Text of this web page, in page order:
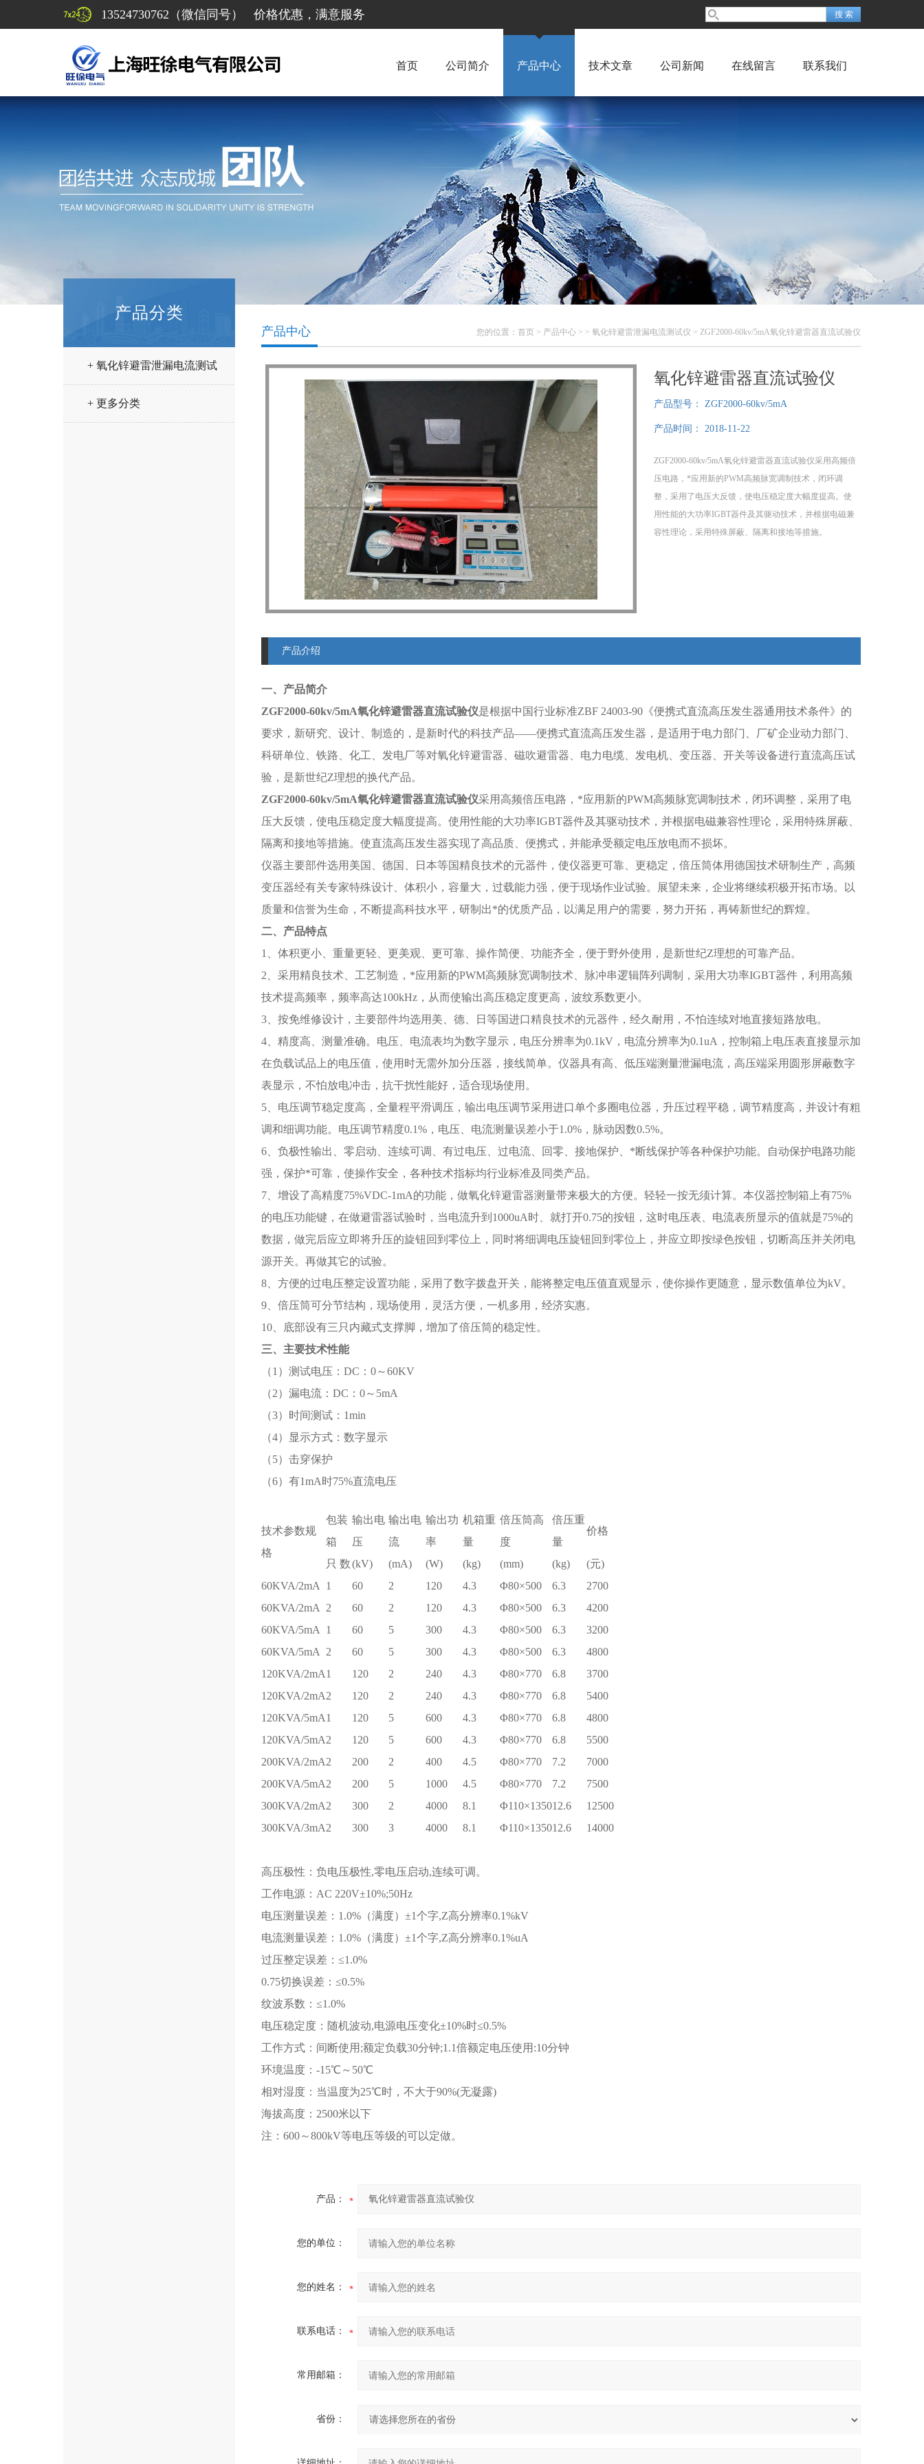
13524730762（微信同号） 价格优惠，满意服务
首页 公司简介 产品中心 技术文章 公司新闻 在线留言 联系我们
产品分类
+ 氧化锌避雷泄漏电流测试
仪
+ 更多分类
您的位置： 首页 > 产品中心 > > 氧化锌避雷泄漏电流测试仪 > ZGF2000-60kv/5mA氧化锌避雷器直流试验仪
产品中心
氧化锌避雷器直流试验仪
产品型号： ZGF2000-60kv/5mA
产品时间： 2018-11-22
ZGF2000-60kv/5mA氧化锌避雷器直流试验仪采用高频倍
压电路，*应用新的PWM高频脉宽调制技术，闭环调
整，采用了电压大反馈，使电压稳定度大幅度提高。使
用性能的大功率IGBT器件及其驱动技术，并根据电磁兼
容性理论，采用特殊屏蔽、隔离和接地等措施。
产品介绍
一、产品简介
ZGF2000-60kv/5mA氧化锌避雷器直流试验仪是根据中国行业标准ZBF 24003-90《便携式直流高压发生器通用技术条件》的
要求，新研究、设计、制造的，是新时代的科技产品——便携式直流高压发生器，是适用于电力部门、厂矿企业动力部门、
科研单位、铁路、化工、发电厂等对氧化锌避雷器、磁吹避雷器、电力电缆、发电机、变压器、开关等设备进行直流高压试
验，是新世纪Z理想的换代产品。
ZGF2000-60kv/5mA氧化锌避雷器直流试验仪采用高频倍压电路，*应用新的PWM高频脉宽调制技术，闭环调整，采用了电
压大反馈，使电压稳定度大幅度提高。使用性能的大功率IGBT器件及其驱动技术，并根据电磁兼容性理论，采用特殊屏蔽、
隔离和接地等措施。使直流高压发生器实现了高品质、便携式，并能承受额定电压放电而不损坏。
仪器主要部件选用美国、德国、日本等国精良技术的元器件，使仪器更可靠、更稳定，倍压筒体用德国技术研制生产，高频
变压器经有关专家特殊设计、体积小，容量大，过载能力强，便于现场作业试验。展望未来，企业将继续积极开拓市场。以
质量和信誉为生命，不断提高科技水平，研制出*的优质产品，以满足用户的需要，努力开拓，再铸新世纪的辉煌。
二、产品特点
1、体积更小、重量更轻、更美观、更可靠、操作简便、功能齐全，便于野外使用，是新世纪Z理想的可靠产品。
2、采用精良技术、工艺制造，*应用新的PWM高频脉宽调制技术、脉冲串逻辑阵列调制，采用大功率IGBT器件，利用高频
技术提高频率，频率高达100kHz，从而使输出高压稳定度更高，波纹系数更小。
3、按免维修设计，主要部件均选用美、德、日等国进口精良技术的元器件，经久耐用，不怕连续对地直接短路放电。
4、精度高、测量准确。电压、电流表均为数字显示，电压分辨率为0.1kV，电流分辨率为0.1uA，控制箱上电压表直接显示加
在负载试品上的电压值，使用时无需外加分压器，接线简单。仪器具有高、低压端测量泄漏电流，高压端采用圆形屏蔽数字
表显示，不怕放电冲击，抗干扰性能好，适合现场使用。
5、电压调节稳定度高，全量程平滑调压，输出电压调节采用进口单个多圈电位器，升压过程平稳，调节精度高，并设计有粗
调和细调功能。电压调节精度0.1%，电压、电流测量误差小于1.0%，脉动因数0.5%。
6、负极性输出、零启动、连续可调、有过电压、过电流、回零、接地保护、*断线保护等各种保护功能。自动保护电路功能
强，保护*可靠，使操作安全，各种技术指标均行业标准及同类产品。
7、增设了高精度75%VDC-1mA的功能，做氧化锌避雷器测量带来极大的方便。轻轻一按无须计算。本仪器控制箱上有75%
的电压功能键，在做避雷器试验时，当电流升到1000uA时、就打开0.75的按钮，这时电压表、电流表所显示的值就是75%的
数据，做完后应立即将升压的旋钮回到零位上，同时将细调电压旋钮回到零位上，并应立即按绿色按钮，切断高压并关闭电
源开关。再做其它的试验。
8、方便的过电压整定设置功能，采用了数字拨盘开关，能将整定电压值直观显示，使你操作更随意，显示数值单位为kV。
9、倍压筒可分节结构，现场使用，灵活方便，一机多用，经济实惠。
10、底部设有三只内藏式支撑脚，增加了倍压筒的稳定性。
三、主要技术性能
（1）测试电压：DC：0～60KV
（2）漏电流：DC：0～5mA
（3）时间测试：1min
（4）显示方式：数字显示
（5）击穿保护
（6）有1mA时75%直流电压
技术参数规
格
包装
箱
输出电
压
输出电
流
输出功
率
机箱重
量
倍压筒高
度
倍压重
量
价格
只 数(kV) (mA) (W) (kg) (mm) (kg)
(元)
60KVA/2mA
1 60 2 120 4.3 Φ80×500 6.3
2700
60KVA/2mA
2 60 2 120 4.3 Φ80×500 6.3
4200
60KVA/5mA
1 60 5 300 4.3 Φ80×500 6.3
3200
60KVA/5mA
2 60 5 300 4.3 Φ80×500 6.3
4800
120KVA/2mA1 120 2 240 4.3 Φ80×770 6.8
3700
120KVA/2mA2 120 2 240 4.3 Φ80×770 6.8
5400
120KVA/5mA1 120 5 600 4.3 Φ80×770 6.8
4800
120KVA/5mA2 120 5 600 4.3 Φ80×770 6.8
5500
200KVA/2mA2 200 2 400 4.5 Φ80×770 7.2
7000
200KVA/5mA2 200 5 1000 4.5 Φ80×770 7.2
7500
300KVA/2mA2 300 2 4000 8.1 Φ110×135012.6
12500
300KVA/3mA2 300 3 4000 8.1 Φ110×135012.6 14000
高压极性：负电压极性,零电压启动,连续可调。
工作电源：AC 220V±10%;50Hz
电压测量误差：1.0%（满度）±1个字,Z高分辨率0.1%kV
电流测量误差：1.0%（满度）±1个字,Z高分辨率0.1%uA
过压整定误差：≤1.0%
0.75切换误差：≤0.5%
纹波系数：≤1.0%
电压稳定度：随机波动,电源电压变化±10%时≤0.5%
工作方式：间断使用;额定负载30分钟;1.1倍额定电压使用:10分钟
环境温度：-15℃～50℃
相对湿度：当温度为25℃时，不大于90%(无凝露)
海拔高度：2500米以下
注：600～800kV等电压等级的可以定做。
产品：
您的单位：
您的姓名：
联系电话：
常用邮箱：
省份：